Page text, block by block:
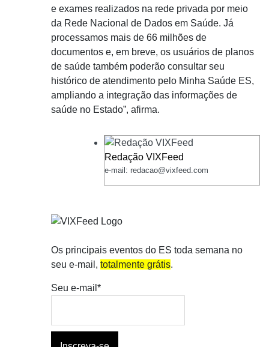
e exames realizados na rede privada por meio
da Rede Nacional de Dados em Saúde. Já
processamos mais de 66 milhões de
documentos e, em breve, os usuários de planos
de saúde também poderão consultar seu
histórico de atendimento pelo Minha Saúde ES,
ampliando a integração das informações de
saúde no Estado”, afirma.
Redação VIXFeed
e-mail: redacao@vixfeed.com
Os principais eventos do ES toda semana no
seu e-mail, totalmente grátis.
Seu e-mail*